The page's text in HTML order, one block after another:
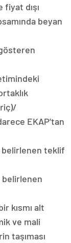
dışı
beyan
EKAP’tan
belirlenen teklif
belirlenen
kısmı alt
ve mali
taşıması